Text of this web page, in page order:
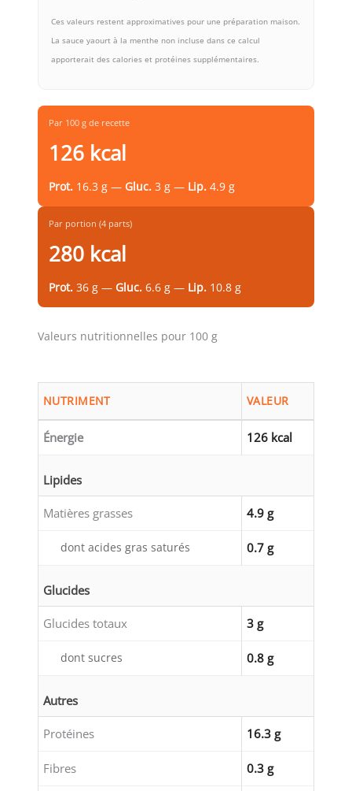
Ces valeurs restent approximatives pour une préparation maison.
La sauce yaourt à la menthe non incluse dans ce calcul
apporterait des calories et protéines supplémentaires.
Par 100 g de recette
126 kcal
Prot. 16.3 g — Gluc. 3 g — Lip. 4.9 g
Par portion (4 parts)
280 kcal
Prot. 36 g — Gluc. 6.6 g — Lip. 10.8 g
Valeurs nutritionnelles pour 100 g
NUTRIMENT VALEUR
Énergie 126 kcal
Lipides
Matières grasses 4.9 g
dont acides gras saturés 0.7 g
Glucides
Glucides totaux 3 g
dont sucres 0.8 g
Autres
Protéines 16.3 g
Fibres 0.3 g